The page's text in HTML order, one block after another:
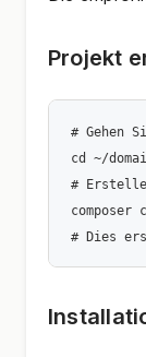
Projekt
# Gehen
cd ~/
#